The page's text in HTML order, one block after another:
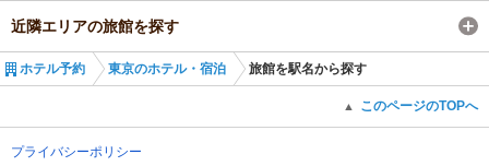
近隣エリアの旅館を探す
ホテル予約 東京のホテル・宿泊 旅館を駅名から探す
▲ このページのTOPへ
プライバシーポリシー